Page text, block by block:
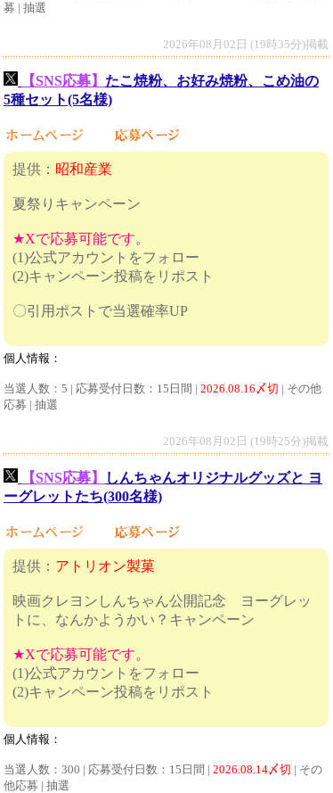
募 | 抽選
2026年08月02日 (19時35分)掲載
【SNS応募】 たこ焼粉、お好み焼粉、こめ油の
5種セット(5名様)
提供： 昭和産業
夏祭りキャンペーン
★Xで応募可能です。
(1)公式アカウントをフォロー
(2)キャンペーン投稿をリポスト
〇引用ポストで当選確率UP
個人情報：
当選人数：5 | 応募受付日数：15日間 | 2026.08.16〆切 | その他
応募 | 抽選
2026年08月02日 (19時25分)掲載
【SNS応募】
しんちゃんオリジナルグッズと ヨ
ーグレットたち(300名様)
提供： アトリオン製菓
映画クレヨンしんちゃん公開記念 ヨーグレッ
トに、なんかようかい？キャンペーン
★Xで応募可能です。
(1)公式アカウントをフォロー
(2)キャンペーン投稿をリポスト
個人情報：
当選人数：300 | 応募受付日数：15日間 | 2026.08.14〆切 | その
他応募 | 抽選